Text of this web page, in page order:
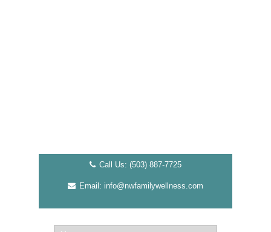
Call Us: (503) 887-7725
Email: info@nwfamilywellness.com